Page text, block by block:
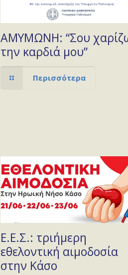
ΑΜΥΜΩΝΗ: “Σου
την καρδιά μου”
Περισσότερα
Ε.Ε.Σ.: τριήμερη
εθελοντική αιμοδοσία
στην Κάσο